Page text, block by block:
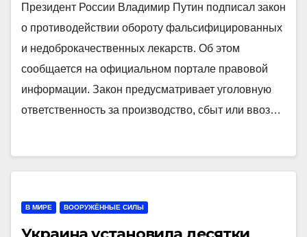
Президент России Владимир Путин подписал закон
о противодействии обороту фальсифицированных
и недоброкачественных лекарств. Об этом
сообщается на официальном портале правовой
информации. Закон предусматривает уголовную
ответственность за производство, сбыт или ввоз…
В МИРЕ ВООРУЖЁННЫЕ СИЛЫ